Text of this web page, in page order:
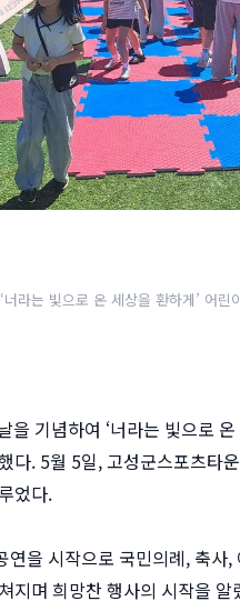
너라는 빛으로 온 세상을 환하게’ 어
기념하여 ‘너라는 빛으로
다. 5월 5일, 고성군스포츠타
었다.
을 시작으로 국민의례, 축
지며 희망찬 행사의 시작을 알